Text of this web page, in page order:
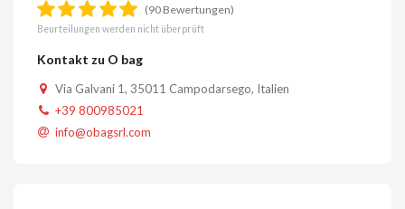
(90 Bewertungen)
Beurteilungen werden nicht überprüft
Kontakt zu O bag
Via Galvani 1, 35011 Campodarsego, Italien
+39 800985021
info@obagsrl.com